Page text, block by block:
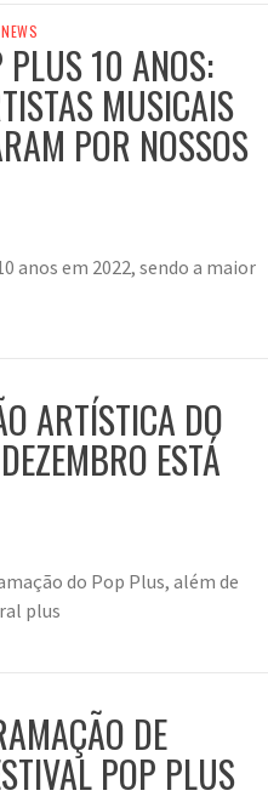
PLUS 10 ANOS:
MUSICAIS
POR NOSSOS
anos em 2022, sendo a maior
ARTÍSTICA DO
ESTÁ
do Pop Plus, além de
plus
DE
POP PLUS